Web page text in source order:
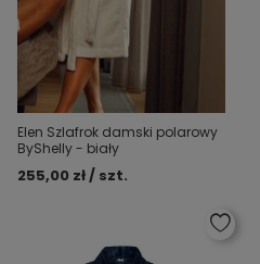
Elen Szlafrok damski polarowy
ByShelly - biały
255,00 zł / szt.